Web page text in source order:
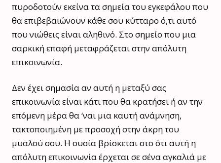
πυροδοτούν εκείνα τα σημεία του εγκεφάλου που
θα επιβεβαιώνουν κάθε σου κύτταρο ό,τι αυτό
που νιώθεις είναι αληθινό. Στο σημείο που μια
σαρκική επαφή μεταφράζεται στην απόλυτη
επικοινωνία.
Δεν έχει σημασία αν αυτή η μεταξύ σας
επικοινωνία είναι κάτι που θα κρατήσει ή αν την
επόμενη μέρα θα ‘ναι μια καυτή ανάμνηση,
τακτοποιημένη με προσοχή στην άκρη του
μυαλού σου. Η ουσία βρίσκεται στο ότι αυτή η
απόλυτη επικοινωνία έρχεται σε σένα αγκαλιά με